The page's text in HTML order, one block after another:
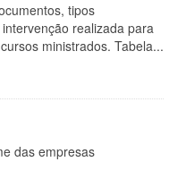
tipos
realizada para
ministrados. Tabela...
das empresas